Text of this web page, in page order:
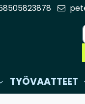
TYÖVAATTEET